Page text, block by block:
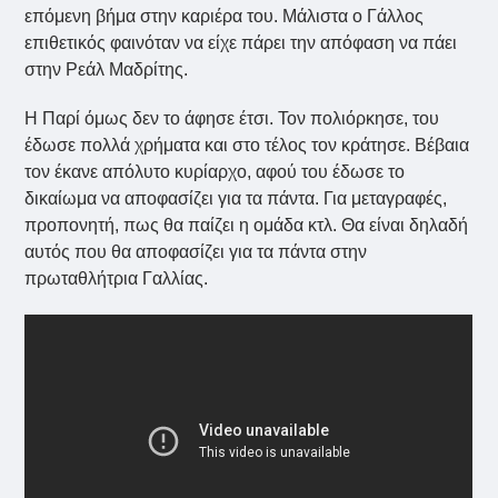
επόμενη βήμα στην καριέρα του. Μάλιστα ο Γάλλος
επιθετικός φαινόταν να είχε πάρει την απόφαση να πάει
στην Ρεάλ Μαδρίτης.
Η Παρί όμως δεν το άφησε έτσι. Τον πολιόρκησε, του
έδωσε πολλά χρήματα και στο τέλος τον κράτησε. Βέβαια
τον έκανε απόλυτο κυρίαρχο, αφού του έδωσε το
δικαίωμα να αποφασίζει για τα πάντα. Για μεταγραφές,
προπονητή, πως θα παίζει η ομάδα κτλ. Θα είναι δηλαδή
αυτός που θα αποφασίζει για τα πάντα στην
πρωταθλήτρια Γαλλίας.